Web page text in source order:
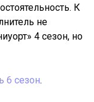
К
не
4 сезон, но
6 сезон.